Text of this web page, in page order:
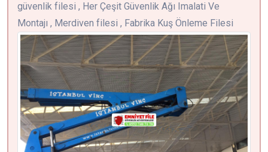
güvenlik filesi , Her Çeşit Güvenlik Ağı Imalati Ve
Montajı , Merdiven filesi , Fabrika Kuş Önleme Filesi